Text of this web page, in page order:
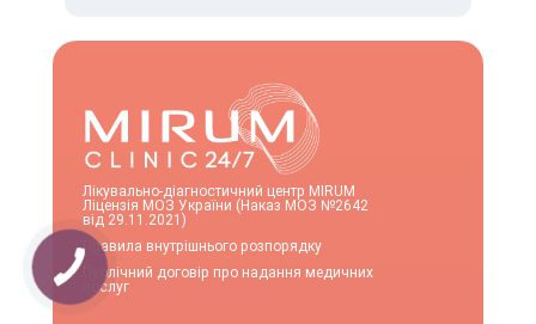
Лікувально-діагностичний центр MIRUM
Ліцензія МОЗ України (Наказ МОЗ №2642
від 29.11.2021)
Правила внутрішнього розпорядку
Публічний договір про надання медичних
послуг